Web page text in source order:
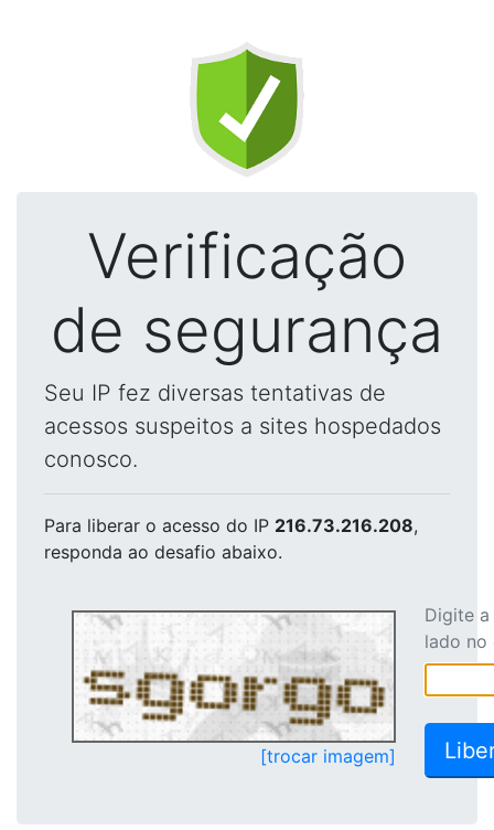
Verificação
de segurança
Seu IP fez diversas tentativas de
acessos suspeitos a sites hospedados
conosco.
Para liberar o acesso do IP 216.73.216.208,
responda ao desafio abaixo.
[trocar imagem]
Digite
lado no